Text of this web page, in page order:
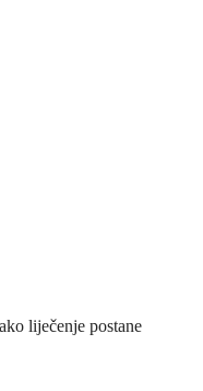
liječenje postane